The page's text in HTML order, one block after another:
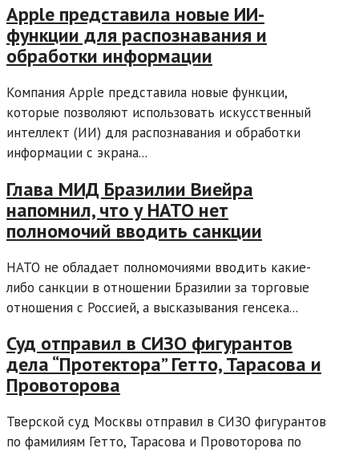
Apple представила новые ИИ-
функции для распознавания и
обработки информации
Компания Apple представила новые функции,
которые позволяют использовать искусственный
интеллект (ИИ) для распознавания и обработки
информации с экрана...
Глава МИД Бразилии Виейра
напомнил, что у НАТО нет
полномочий вводить санкции
НАТО не обладает полномочиями вводить какие-
либо санкции в отношении Бразилии за торговые
отношения с Россией, а высказывания генсека...
Суд отправил в СИЗО фигурантов
дела “Протектора” Гетто, Тарасова и
Провоторова
Тверской суд Москвы отправил в СИЗО фигурантов
по фамилиям Гетто, Тарасова и Провоторова по